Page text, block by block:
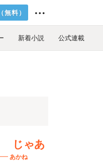
無料）
新着小説 公式連載
じゃあ
あかね